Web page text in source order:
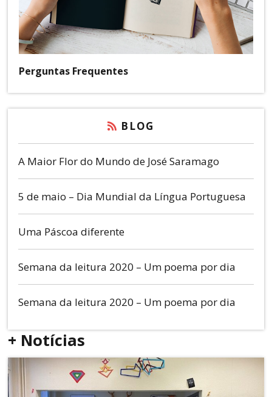
Perguntas Frequentes
BLOG
A Maior Flor do Mundo de José Saramago
5 de maio – Dia Mundial da Língua Portuguesa
Uma Páscoa diferente
Semana da leitura 2020 – Um poema por dia
Semana da leitura 2020 – Um poema por dia
+ Notícias